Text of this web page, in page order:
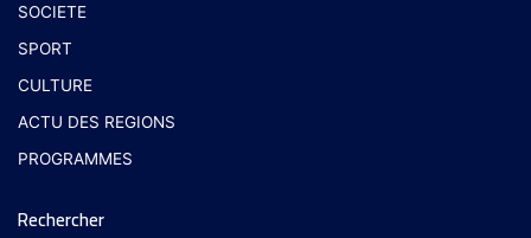
SOCIETE
SPORT
CULTURE
ACTU DES REGIONS
PROGRAMMES
Rechercher